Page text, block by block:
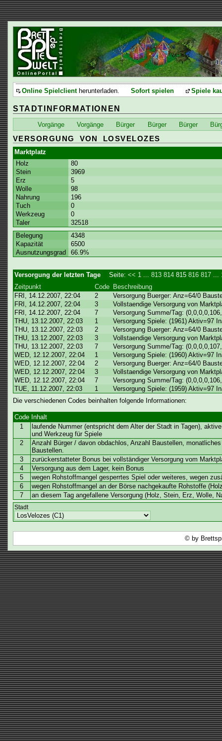
Online Spielclientherunterladen. Sofort spielen Spiele
STADTINFORMATIONEN
Vorgänge Vorgänge Bürger Bürger Bürger
VERSORGUNG VON LOSVELOZES
Marktplatz
Holz
80
Stein
3969
Erz
5
Wolle
98
Nahrung
196
Tuch
0
Werkzeug
0
Taler
32518
Belegung
4348
Kapazität
6500
Ausnutzungsgrad
66.9%
Versorgung der letzten Tage Seite:<< 1 ...813 814 815816 817
Zeitpunkt
Code Beschreibung
FRI, 14.12.2007, 22:04
2
Versorgung Buerger: Anz=64/0
FRI, 14.12.2007, 22:04
3
Vollstaendige Versorgung von
FRI, 14.12.2007, 22:04
7
Versorgung Summe/Tag:
THU, 13.12.2007, 22:03
1
Versorgung Spiele: (1961) Aktiv=97
THU, 13.12.2007, 22:03
2
Versorgung Buerger: Anz=64/0
THU, 13.12.2007, 22:03
3
Vollstaendige Versorgung von
THU, 13.12.2007, 22:03
7
Versorgung Summe/Tag:
WED, 12.12.2007, 22:04
1
Versorgung Spiele: (1960) Aktiv=97
WED, 12.12.2007, 22:04
2
Versorgung Buerger: Anz=64/0
WED, 12.12.2007, 22:04
3
Vollstaendige Versorgung von
WED, 12.12.2007, 22:04
7
Versorgung Summe/Tag:
TUE, 11.12.2007, 22:03
1
Versorgung Spiele: (1959) Aktiv=97
Die verschiedenen Codes beinhalten folgende Informationen:
Code Inhalt
1
laufende Nummer (entspricht dem Alter der Stadt in Tagen),
und Werkzeug für Spiele
2
Anzahl Bürger / davon obdachlos, Anzahl Baustellen,
Baustellen.
3
zurückerstatteter Bonus bei vollständiger Versorgung vom
4
Versorgung aus dem Lager, kein Bonus
5
wegen Rohstoffmangel gesperrtes Spiel oder weiteres, wegen
6
wegen Rohstoffmangel an der Börse nachgekaufte Rohstoffe
7
an diesem Tag angefallene Versorgung (Holz, Stein, Erz, Wolle,
Stadt
© by